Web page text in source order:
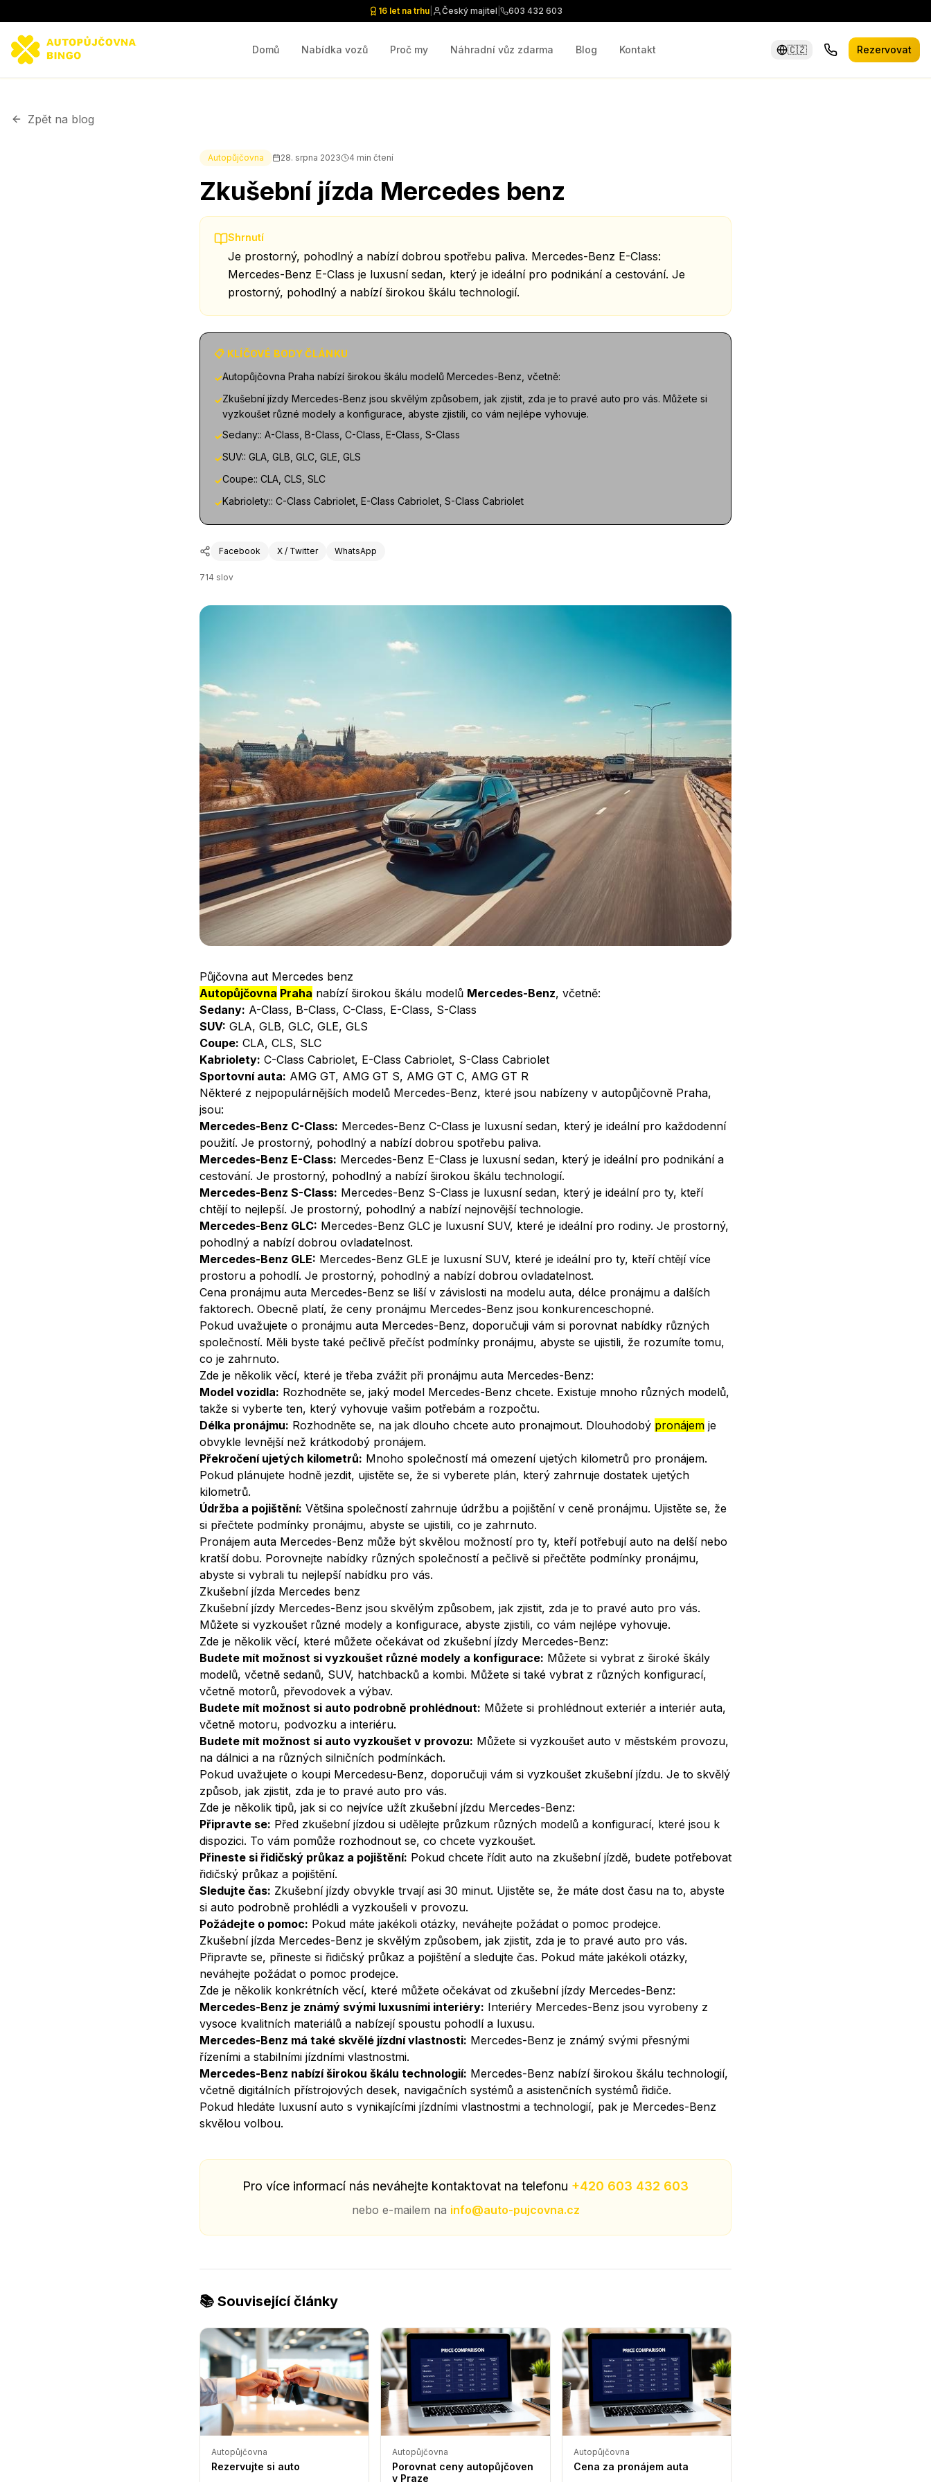
16 let na trhu Český majitel 603 432 603
Domů Nabídka vozů Proč my Náhradní vůz zdarma Blog Kontakt 🇨🇿 Rezervovat
Zpět na blog
Autopůjčovna 28. srpna 2023 4 min čtení
Zkušební jízda Mercedes benz
Shrnutí
Je prostorný, pohodlný a nabízí dobrou spotřebu paliva. Mercedes-Benz E-Class:
Mercedes-Benz E-Class je luxusní sedan, který je ideální pro podnikání a cestování. Je
prostorný, pohodlný a nabízí širokou škálu technologií.
📋 KLÍČOVÉ BODY ČLÁNKU
✓Autopůjčovna Praha nabízí širokou škálu modelů Mercedes-Benz, včetně:
✓Zkušební jízdy Mercedes-Benz jsou skvělým způsobem, jak zjistit, zda je to pravé auto pro vás. Můžete si
vyzkoušet různé modely a konfigurace, abyste zjistili, co vám nejlépe vyhovuje.
✓Sedany:: A-Class, B-Class, C-Class, E-Class, S-Class
✓SUV:: GLA, GLB, GLC, GLE, GLS
✓Coupe:: CLA, CLS, SLC
✓Kabriolety:: C-Class Cabriolet, E-Class Cabriolet, S-Class Cabriolet
Facebook X / Twitter WhatsApp
714 slov
Půjčovna aut Mercedes benz
Autopůjčovna Praha nabízí širokou škálu modelů Mercedes-Benz, včetně:
Sedany: A-Class, B-Class, C-Class, E-Class, S-Class
SUV: GLA, GLB, GLC, GLE, GLS
Coupe: CLA, CLS, SLC
Kabriolety: C-Class Cabriolet, E-Class Cabriolet, S-Class Cabriolet
Sportovní auta: AMG GT, AMG GT S, AMG GT C, AMG GT R
Některé z nejpopulárnějších modelů Mercedes-Benz, které jsou nabízeny v autopůjčovně Praha,
jsou:
Mercedes-Benz C-Class: Mercedes-Benz C-Class je luxusní sedan, který je ideální pro každodenní
použití. Je prostorný, pohodlný a nabízí dobrou spotřebu paliva.
Mercedes-Benz E-Class: Mercedes-Benz E-Class je luxusní sedan, který je ideální pro podnikání a
cestování. Je prostorný, pohodlný a nabízí širokou škálu technologií.
Mercedes-Benz S-Class: Mercedes-Benz S-Class je luxusní sedan, který je ideální pro ty, kteří
chtějí to nejlepší. Je prostorný, pohodlný a nabízí nejnovější technologie.
Mercedes-Benz GLC: Mercedes-Benz GLC je luxusní SUV, které je ideální pro rodiny. Je prostorný,
pohodlný a nabízí dobrou ovladatelnost.
Mercedes-Benz GLE: Mercedes-Benz GLE je luxusní SUV, které je ideální pro ty, kteří chtějí více
prostoru a pohodlí. Je prostorný, pohodlný a nabízí dobrou ovladatelnost.
Cena pronájmu auta Mercedes-Benz se liší v závislosti na modelu auta, délce pronájmu a dalších
faktorech. Obecně platí, že ceny pronájmu Mercedes-Benz jsou konkurenceschopné.
Pokud uvažujete o pronájmu auta Mercedes-Benz, doporučuji vám si porovnat nabídky různých
společností. Měli byste také pečlivě přečíst podmínky pronájmu, abyste se ujistili, že rozumíte tomu,
co je zahrnuto.
Zde je několik věcí, které je třeba zvážit při pronájmu auta Mercedes-Benz:
Model vozidla: Rozhodněte se, jaký model Mercedes-Benz chcete. Existuje mnoho různých modelů,
takže si vyberte ten, který vyhovuje vašim potřebám a rozpočtu.
Délka pronájmu: Rozhodněte se, na jak dlouho chcete auto pronajmout. Dlouhodobý pronájem je
obvykle levnější než krátkodobý pronájem.
Překročení ujetých kilometrů: Mnoho společností má omezení ujetých kilometrů pro pronájem.
Pokud plánujete hodně jezdit, ujistěte se, že si vyberete plán, který zahrnuje dostatek ujetých
kilometrů.
Údržba a pojištění: Většina společností zahrnuje údržbu a pojištění v ceně pronájmu. Ujistěte se, že
si přečtete podmínky pronájmu, abyste se ujistili, co je zahrnuto.
Pronájem auta Mercedes-Benz může být skvělou možností pro ty, kteří potřebují auto na delší nebo
kratší dobu. Porovnejte nabídky různých společností a pečlivě si přečtěte podmínky pronájmu,
abyste si vybrali tu nejlepší nabídku pro vás.
Zkušební jízda Mercedes benz
Zkušební jízdy Mercedes-Benz jsou skvělým způsobem, jak zjistit, zda je to pravé auto pro vás.
Můžete si vyzkoušet různé modely a konfigurace, abyste zjistili, co vám nejlépe vyhovuje.
Zde je několik věcí, které můžete očekávat od zkušební jízdy Mercedes-Benz:
Budete mít možnost si vyzkoušet různé modely a konfigurace: Můžete si vybrat z široké škály
modelů, včetně sedanů, SUV, hatchbacků a kombi. Můžete si také vybrat z různých konfigurací,
včetně motorů, převodovek a výbav.
Budete mít možnost si auto podrobně prohlédnout: Můžete si prohlédnout exteriér a interiér auta,
včetně motoru, podvozku a interiéru.
Budete mít možnost si auto vyzkoušet v provozu: Můžete si vyzkoušet auto v městském provozu,
na dálnici a na různých silničních podmínkách.
Pokud uvažujete o koupi Mercedesu-Benz, doporučuji vám si vyzkoušet zkušební jízdu. Je to skvělý
způsob, jak zjistit, zda je to pravé auto pro vás.
Zde je několik tipů, jak si co nejvíce užít zkušební jízdu Mercedes-Benz:
Připravte se: Před zkušební jízdou si udělejte průzkum různých modelů a konfigurací, které jsou k
dispozici. To vám pomůže rozhodnout se, co chcete vyzkoušet.
Přineste si řidičský průkaz a pojištění: Pokud chcete řídit auto na zkušební jízdě, budete potřebovat
řidičský průkaz a pojištění.
Sledujte čas: Zkušební jízdy obvykle trvají asi 30 minut. Ujistěte se, že máte dost času na to, abyste
si auto podrobně prohlédli a vyzkoušeli v provozu.
Požádejte o pomoc: Pokud máte jakékoli otázky, neváhejte požádat o pomoc prodejce.
Zkušební jízda Mercedes-Benz je skvělým způsobem, jak zjistit, zda je to pravé auto pro vás.
Připravte se, přineste si řidičský průkaz a pojištění a sledujte čas. Pokud máte jakékoli otázky,
neváhejte požádat o pomoc prodejce.
Zde je několik konkrétních věcí, které můžete očekávat od zkušební jízdy Mercedes-Benz:
Mercedes-Benz je známý svými luxusními interiéry: Interiéry Mercedes-Benz jsou vyrobeny z
vysoce kvalitních materiálů a nabízejí spoustu pohodlí a luxusu.
Mercedes-Benz má také skvělé jízdní vlastnosti: Mercedes-Benz je známý svými přesnými
řízeními a stabilními jízdními vlastnostmi.
Mercedes-Benz nabízí širokou škálu technologií: Mercedes-Benz nabízí širokou škálu technologií,
včetně digitálních přístrojových desek, navigačních systémů a asistenčních systémů řidiče.
Pokud hledáte luxusní auto s vynikajícími jízdními vlastnostmi a technologií, pak je Mercedes-Benz
skvělou volbou.
Pro více informací nás neváhejte kontaktovat na telefonu +420 603 432 603
nebo e-mailem na info@auto-pujcovna.cz
📚 Související články
Autopůjčovna
Rezervujte si auto
Autopůjčovna
Porovnat ceny autopůjčoven
v Praze
Autopůjčovna
Cena za pronájem auta